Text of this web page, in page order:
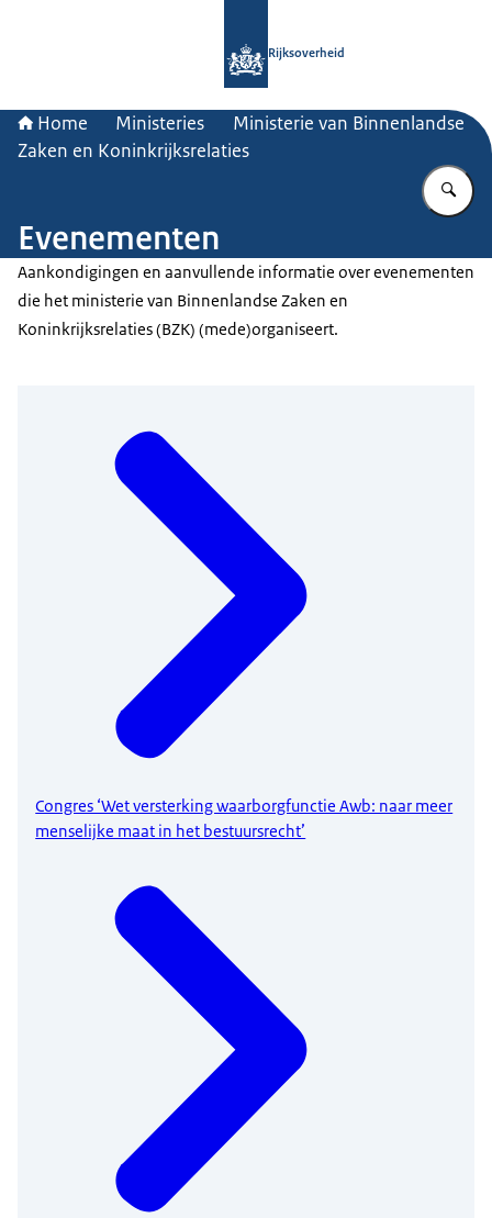
Rijksoverheid
Home Ministeries
Ministerie van Binnenlandse
Zaken en Koninkrijksrelaties
Evenementen
Aankondigingen en aanvullende informatie over evenementen
die het ministerie van Binnenlandse Zaken en
Koninkrijksrelaties (BZK) (mede)organiseert.
Congres ‘Wet versterking waarborgfunctie Awb: naar meer
menselijke maat in het bestuursrecht’